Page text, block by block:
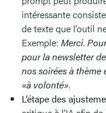
intéressante
de texte que l’outil
Exemple: Merci.
pour la newsletter
nos soirées à
«à volonté».
L’étape des